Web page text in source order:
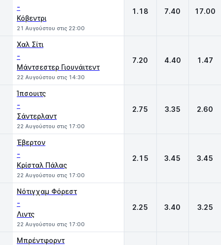
-
Κόβεντρι
21 Αυγούστου στις 22:00
1.18 7.40 17.00
Χαλ Σίτι
-
Μάντσεστερ Γιουνάιτεντ
22 Αυγούστου στις 14:30
7.20 4.40 1.47
Ίπσουιτς
-
Σάντερλαντ
22 Αυγούστου στις 17:00
2.75 3.35 2.60
Έβερτον
-
Κρίσταλ Πάλας
22 Αυγούστου στις 17:00
2.15 3.45 3.45
Νότιγχαμ Φόρεστ
-
Λιντς
22 Αυγούστου στις 17:00
2.25 3.40 3.25
Μπρέντφορντ